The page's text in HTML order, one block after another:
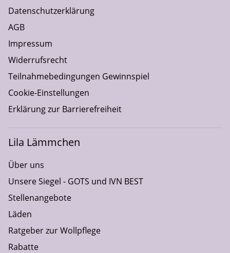
Datenschutzerklärung
AGB
Impressum
Widerrufsrecht
Teilnahmebedingungen Gewinnspiel
Cookie-Einstellungen
Erklärung zur Barrierefreiheit
Lila Lämmchen
Über uns
Unsere Siegel - GOTS und IVN BEST
Stellenangebote
Läden
Ratgeber zur Wollpflege
Rabatte